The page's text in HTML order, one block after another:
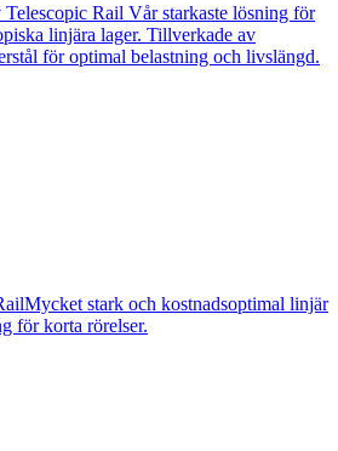
Telescopic Rail Vår starkaste lösning för
linjära lager. Tillverkade av
för optimal belastning och livslängd.
Mycket stark och kostnadsoptimal linjär
för korta rörelser.